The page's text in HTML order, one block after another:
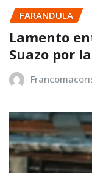
FARANDULA
Lamento
Suazo por